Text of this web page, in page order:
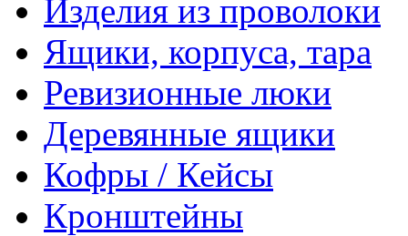
Изделия из проволоки
Ящики, корпуса, тара
Ревизионные люки
Деревянные ящики
Кофры / Кейсы
Кронштейны